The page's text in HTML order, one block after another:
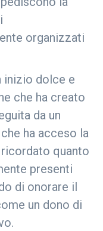
organizzati
inizio dolce e
che ha creato
da un
ha acceso la
quanto
presenti
di onorare il
un dono di